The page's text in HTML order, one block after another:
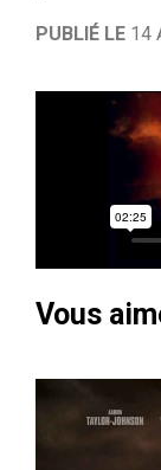
PUBLIÉ LE 14
Vous